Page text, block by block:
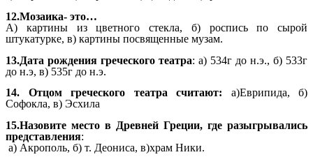
12.Мозаика- это…
А) картины из цветного стекла, б) роспись по сырой
штукатурке, в) картины посвященные музам.
13.Дата рождения греческого театра: а) 534г до н.э., б) 533г
до н.э, в) 535г до н.э.
14. Отцом греческого театра считают: а)Еврипида, б)
Софокла, в) Эсхила
15.Назовите место в Древней Греции, где разыгрывались
представления:
а) Акрополь, б) т. Деониса, в)храм Ники.